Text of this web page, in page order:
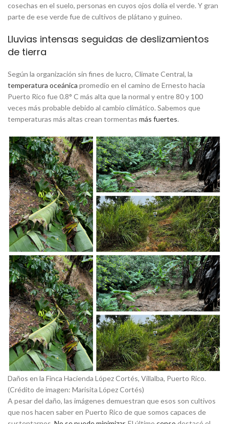
cosechas en el suelo, personas en cuyos ojos dolía el verde. Y gran
parte de ese verde fue de cultivos de plátano y guineo.
Lluvias intensas seguidas de deslizamientos
de tierra
Según la organización sin fines de lucro, Climate Central, la
temperatura oceánica promedio en el camino de Ernesto hacia
Puerto Rico fue 0.8° C más alta que la normal y entre 80 y 100
veces más probable debido al cambio climático. Sabemos que
temperaturas más altas crean tormentas más fuertes.
Daños en la Finca Hacienda López Cortés, Villalba, Puerto Rico.
(Crédito de imagen: Marisita López Cortés)
A pesar del daño, las imágenes demuestran que esos son cultivos
que nos hacen saber en Puerto Rico de que somos capaces de